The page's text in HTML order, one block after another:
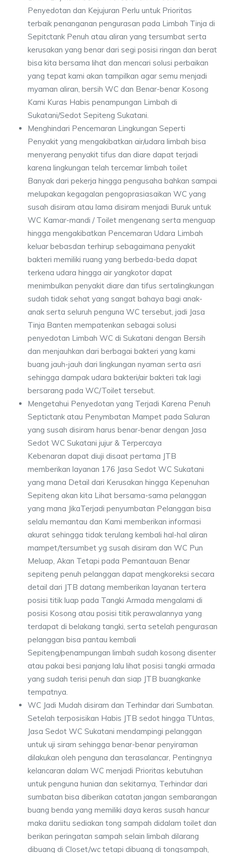
Penyedotan dan Kejujuran Perlu untuk Prioritas
terbaik penanganan pengurasan pada Limbah Tinja di
Sepitctank Penuh atau aliran yang tersumbat serta
kerusakan yang benar dari segi posisi ringan dan berat
bisa kita bersama lihat dan mencari solusi perbaikan
yang tepat kami akan tampilkan agar semu menjadi
myaman aliran, bersih WC dan Benar-benar Kosong
Kami Kuras Habis penampungan Limbah di
Sukatani/Sedot Sepiteng Sukatani.
Menghindari Pencemaran Lingkungan Seperti
Penyakit yang mengakibatkan air/udara limbah bisa
menyerang penyakit tifus dan diare dapat terjadi
karena lingkungan telah tercemar limbah toilet
Banyak dari pekerja hingga pengusaha bahkan sampai
melupakan kegagalan pengoprasiasaikan WC yang
susah disiram atau lama disiram menjadi Buruk untuk
WC Kamar-mandi / Toilet mengenang serta menguap
hingga mengakibatkan Pencemaran Udara Limbah
keluar bebasdan terhirup sebagaimana penyakit
bakteri memiliki ruang yang berbeda-beda dapat
terkena udara hingga air yangkotor dapat
menimbulkan penyakit diare dan tifus sertalingkungan
sudah tidak sehat yang sangat bahaya bagi anak-
anak serta seluruh penguna WC tersebut, jadi Jasa
Tinja Banten mempatenkan sebagai solusi
penyedotan Limbah WC di Sukatani dengan Bersih
dan menjauhkan dari berbagai bakteri yang kami
buang jauh-jauh dari lingkungan nyaman serta asri
sehingga dampak udara bakteri/air bakteri tak lagi
bersarang pada WC/Toilet tersebut.
Mengetahui Penyedotan yang Terjadi Karena Penuh
Septictank atau Penymbatan Mampet pada Saluran
yang susah disiram harus benar-benar dengan Jasa
Sedot WC Sukatani jujur & Terpercaya
Kebenaran dapat diuji disaat pertama JTB
memberikan layanan 176 Jasa Sedot WC Sukatani
yang mana Detail dari Kerusakan hingga Kepenuhan
Sepiteng akan kita Lihat bersama-sama pelanggan
yang mana JikaTerjadi penyumbatan Pelanggan bisa
selalu memantau dan Kami memberikan informasi
akurat sehingga tidak terulang kembali hal-hal aliran
mampet/tersumbet yg susah disiram dan WC Pun
Meluap, Akan Tetapi pada Pemantauan Benar
sepiteng penuh pelanggan dapat mengkoreksi secara
detail dari JTB datang memberikan layanan tertera
posisi titik luap pada Tangki Armada mengalami di
posisi Kosong atau posisi titik perawalannya yang
terdapat di belakang tangki, serta setelah pengurasan
pelanggan bisa pantau kembali
Sepiteng/penampungan limbah sudah kosong disenter
atau pakai besi panjang lalu lihat posisi tangki armada
yang sudah terisi penuh dan siap JTB buangkanke
tempatnya.
WC Jadi Mudah disiram dan Terhindar dari Sumbatan.
Setelah terposisikan Habis JTB sedot hingga TUntas,
Jasa Sedot WC Sukatani mendampingi pelanggan
untuk uji siram sehingga benar-benar penyiraman
dilakukan oleh penguna dan terasalancar, Pentingnya
kelancaran dalam WC menjadi Prioritas kebutuhan
untuk penguna hunian dan sekitarnya, Terhindar dari
sumbatan bisa diberikan catatan jangan sembarangan
buang benda yang memiliki daya keras susah hancur
maka dariitu sediakan tong sampah didalam toilet dan
berikan peringatan sampah selain limbah dilarang
dibuang di Closet/wc tetapi dibuang di tongsampah,